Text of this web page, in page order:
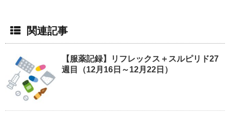
関連記事
【服薬記録】リフレックス＋スルピリド27
週目（12月16日～12月22日）